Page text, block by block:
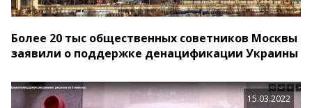
Более 20 тыс общественных советников Москвы
заявили о поддержке денацификации Украины
15.03.2022